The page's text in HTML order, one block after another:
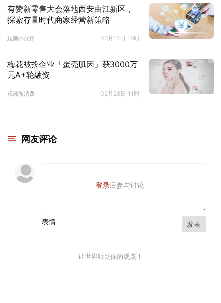
有赞新零售大会落地西安曲江新区，
探索存量时代商家经营新策略
观潮小伙伴 05月15日 19时
梅花被投企业「蛋壳肌因」获3000万
元A+轮融资
观潮新消费 02月28日 11时
网友评论
登录后参与讨论
表情 发表
让世界听到你的观点！